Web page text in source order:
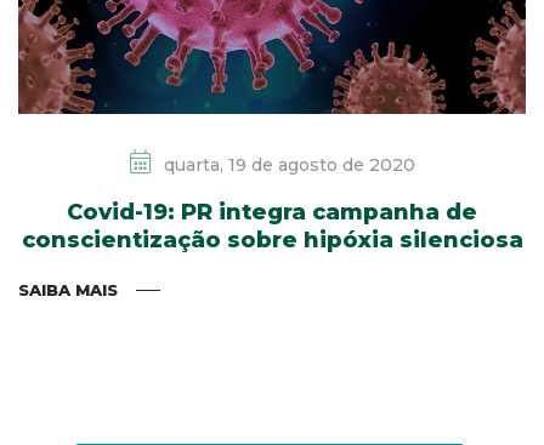
quarta, 19 de agosto de 2020
Covid-19: PR integra campanha de
conscientização sobre hipóxia silenciosa
SAIBA MAIS